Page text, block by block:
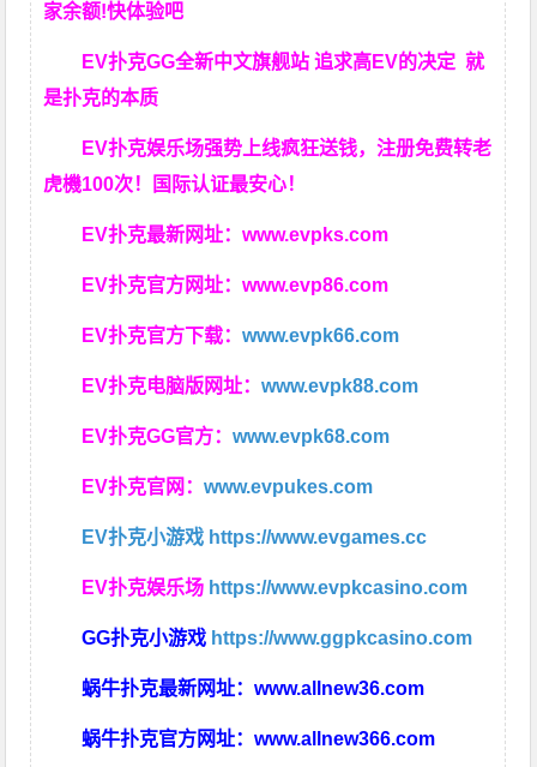
家余额!快体验吧
EV扑克GG全新中文旗舰站 追求高EV的决定就
是扑克的本质
EV扑克娱乐场强势上线疯狂送钱，注册免费转老
虎機100次！国际认证最安心！
EV扑克最新网址：www.evpks.com
EV扑克官方网址：www.evp86.com
EV扑克官方下载：www.evpk66.com
EV扑克电脑版网址：www.evpk88.com
EV扑克GG官方：www.evpk68.com
EV扑克官网：www.evpukes.com
EV扑克小游戏 https://www.evgames.cc
EV扑克娱乐场 https://www.evpkcasino.com
GG扑克小游戏 https://www.ggpkcasino.com
蜗牛扑克最新网址：www.allnew36.com
蜗牛扑克官方网址：www.allnew366.com